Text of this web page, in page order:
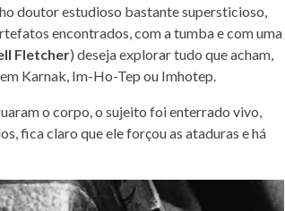
doutor estudioso bastante supersticioso,
encontrados, com a tumba e com uma
Fletcher) deseja explorar tudo que acham,
Karnak, Im-Ho-Tep ou Imhotep.
o corpo, o sujeito foi enterrado vivo,
fica claro que ele forçou as ataduras e há